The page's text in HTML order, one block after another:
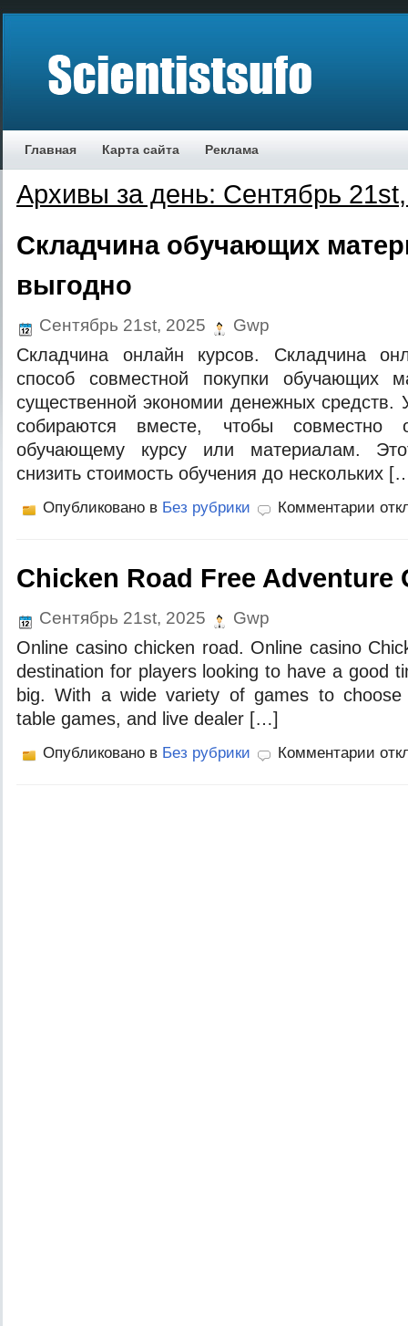
Главная Карта сайта Реклама
Архивы за день: Сентябрь
Складчина обучающих
выгодно
Сентябрь 21st, 2025 Gwp
Складчина онлайн курсов. Складчина
способ совместной покупки обучающих
существенной экономии денежных средств.
собираются вместе, чтобы совместно
обучающему курсу или материалам.
снизить стоимость обучения до нескольких
Опубликовано в Без рубрики Комментарии
Chicken Road Free Adventure
Сентябрь 21st, 2025 Gwp
Online casino chicken road. Online casino
destination for players looking to have a good
big. With a wide variety of games to choose
table games, and live dealer […]
Опубликовано в Без рубрики Комментарии